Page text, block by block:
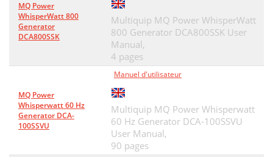
MQ Power
WhisperWatt 800
Generator
DCA800SSK
Multiquip MQ Power WhisperWatt
800 Generator DCA800SSK User
Manual,
4 pages
MQ Power
Whisperwatt 60 Hz
Generator DCA-
100SSVU
Manuel d'utilisateur
Multiquip MQ Power Whisperwatt
60 Hz Generator DCA-100SSVU
User Manual,
90 pages